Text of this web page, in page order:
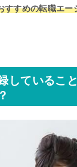
すすめの転職エー
しているこ